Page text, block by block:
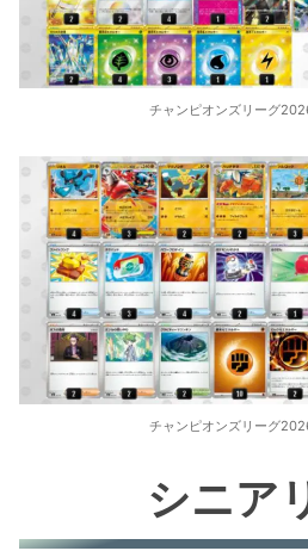
チャンピオンズリーグ
チャンピオンズリーグ
シニア